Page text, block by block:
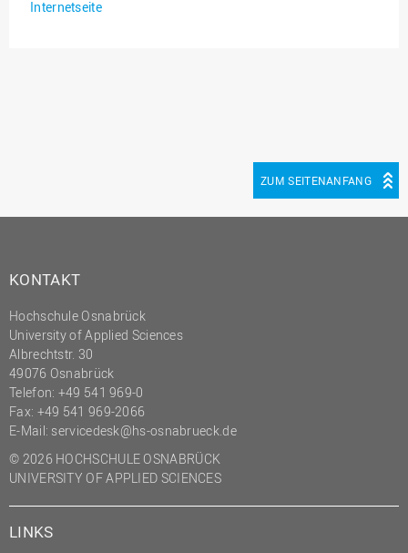
Recht
Studierendensekretariat
Studium und Lehre
Transfer- und
Innovationsmanagement
Internetseite
ZUM SEITENANFANG
KONTAKT
Hochschule Osnabrück
University of Applied Sciences
Albrechtstr. 30
49076 Osnabrück
Telefon: +49 541 969-0
Fax: +49 541 969-2066
E-Mail: servicedesk@hs-osnabrueck.de
© 2026 HOCHSCHULE OSNABRÜCK
UNIVERSITY OF APPLIED SCIENCES
LINKS